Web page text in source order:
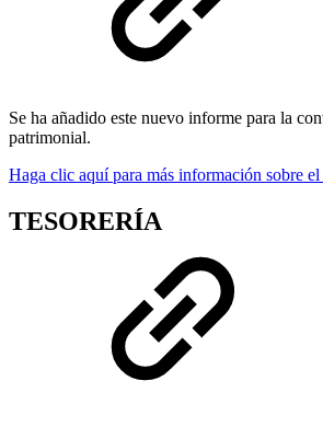
Se ha añadido este nuevo informe para la
patrimonial.
Haga clic aquí para más información sobre
TESORERÍA